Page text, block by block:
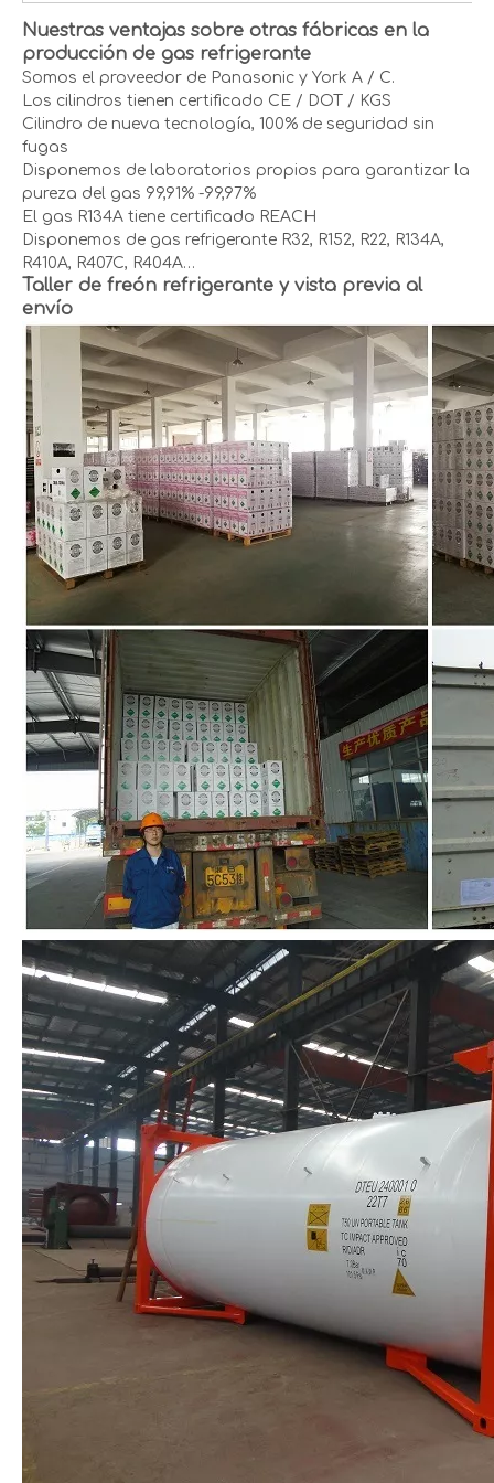
Nuestras ventajas sobre otras fábricas en la
producción de gas refrigerante
Somos el proveedor de Panasonic y York A / C.
Los cilindros tienen certificado CE / DOT / KGS
Cilindro de nueva tecnología, 100% de seguridad sin
fugas
Disponemos de laboratorios propios para garantizar la
pureza del gas 99,91% -99,97%
El gas R134A tiene certificado REACH
Disponemos de gas refrigerante R32, R152, R22, R134A,
R410A, R407C, R404A…
Taller de freón refrigerante y vista previa al
envío